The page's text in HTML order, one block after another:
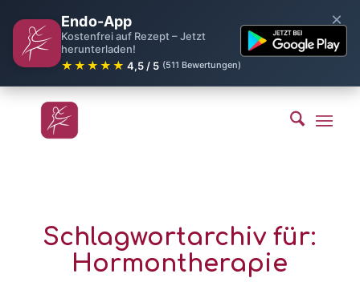
Endo-App
Kostenfrei auf Rezept – Jetzt
herunterladen!
★★★★★ 4,5 / 5 (511 Bewertungen)
×
Schlagwortarchiv für:
Hormontherapie